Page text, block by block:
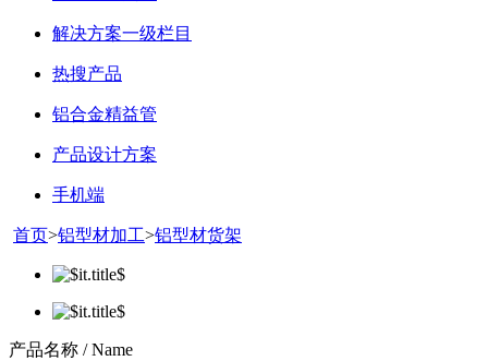
解决方案一级栏目
热搜产品
铝合金精益管
产品设计方案
手机端
首页>铝型材加工>铝型材货架
产品名称 / Name